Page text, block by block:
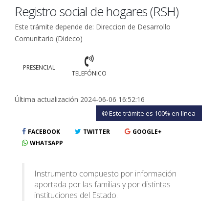
Registro social de hogares (RSH)
Este trámite depende de: Direccion de Desarrollo
Comunitario (Dideco)
PRESENCIAL
TELEFÓNICO
Última actualización 2024-06-06 16:52:16
Este trámite es 100% en línea
FACEBOOK TWITTER
GOOGLE+
WHATSAPP
Instrumento compuesto por información
aportada por las familias y por distintas
instituciones del Estado.